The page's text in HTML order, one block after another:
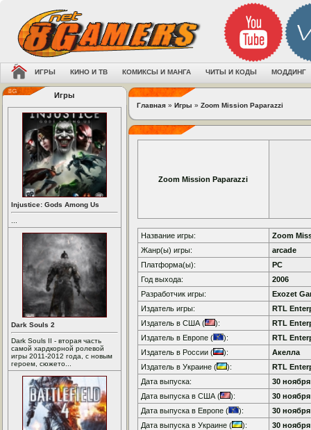
ИГРЫ КИНО И ТВ КОМИКСЫ И МАНГА ЧИТЫ И КОДЫ МОДДИНГ
Игры
Injustice: Gods Among Us
Dark Souls 2
Dark Souls II - вторая часть
самой хардкорной ролевой
игры 2011-2012 года, с новым
героем, сюжето...
Главная » Игры » Zoom Mission Paparazzi
Zoom Mission Paparazzi
Название игры:
Zoom
Жанр(ы) игры:
arcade
Платформа(ы):
PC
Год выхода:
2006
Разработчик игры:
Exozet
Издатель игры:
RTL
Издатель в США (
):
RTL
Издатель в Европе (
):
RTL
Издатель в России (
):
Акелла
Издатель в Украине (
):
RTL
Дата выпуска:
30 ноября
Дата выпуска в США (
):
30 ноября
Дата выпуска в Европе (
):
30 ноября
Дата выпуска в Украине (
):
30 ноября